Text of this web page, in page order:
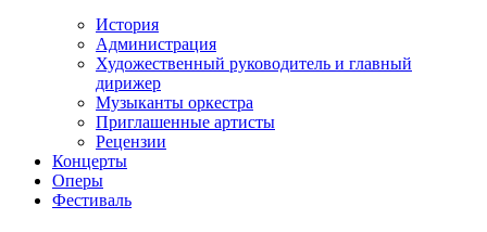
История
Администрация
Художественный руководитель и главный
дирижер
Музыканты оркестра
Приглашенные артисты
Рецензии
Концерты
Оперы
Фестиваль